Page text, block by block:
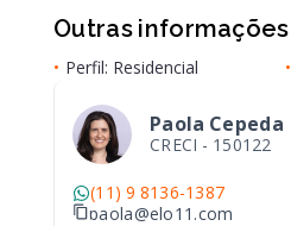
Outras informações
• Perfil: Residencial •
Paola Cepeda
CRECI - 150122
(11) 9 8136-1387
paola@elo11.com